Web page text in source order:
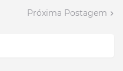
Próxima Postagem